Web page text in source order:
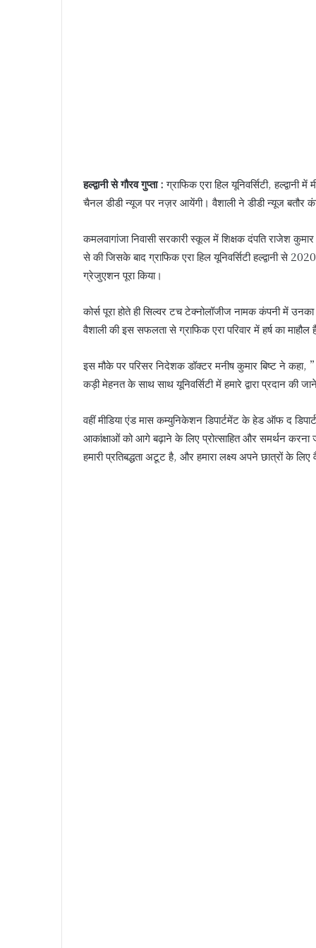
हल्द्वानी से गौरव गुप्ता :ग्राफिक एरा हिल यूनिवर्सिटी, हल्द्वानी
चैनल डीडी न्यूज पर नज़र आयेंगी। वैशाली ने डीडी न्यूज बतौर
कमलवागांजा निवासी सरकारी स्कूल में शिक्षक दंपति राजेश
से की जिसके बाद ग्राफिक एरा हिल यूनिवर्सिटी हल्द्वानी से
ग्रेजुएशन पूरा किया।
कोर्स पूरा होते ही सिल्वर टच टेक्नोलॉजीज नामक कंपनी में
वैशाली की इस सफलता से ग्राफिक एरा परिवार में हर्ष का माहौल
इस मौके पर परिसर निदेशक डॉक्टर मनीष कुमार बिष्ट ने
कड़ी मेहनत के साथ साथ यूनिवर्सिटी में हमारे द्वारा प्रदान की
वहीं मीडिया एंड मास कम्युनिकेशन डिपार्टमेंट के हेड ऑफ द
आकांक्षाओं को आगे बढ़ाने के लिए प्रोत्साहित और समर्थन
हमारी प्रतिबद्धता अटूट है, और हमारा लक्ष्य अपने छात्रों